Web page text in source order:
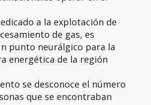
a la explotación de
de gas, es
punto neurálgico para la
energética de la región
se desconoce el número
que se encontraban